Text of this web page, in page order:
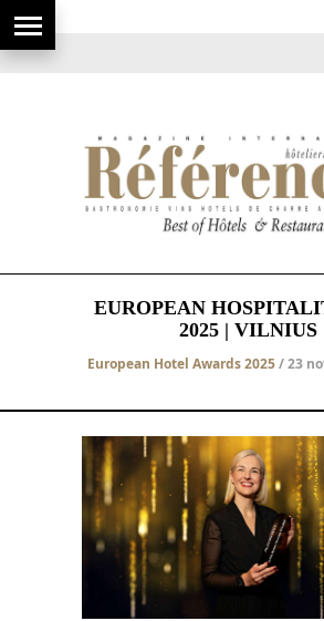
EUROPEAN
2025 | VILNIUS
European Hotel Awards 2025/ 23